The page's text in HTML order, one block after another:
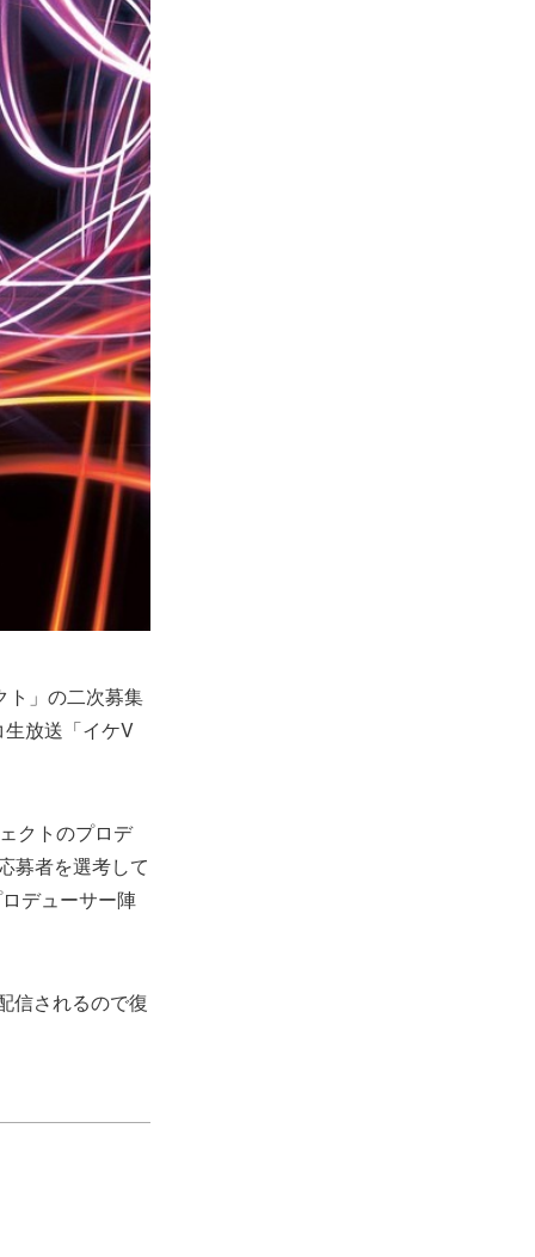
ト」の二次募集
放送「イケV
クトのプロデ
募者を選考して
デューサー陣
信されるので復